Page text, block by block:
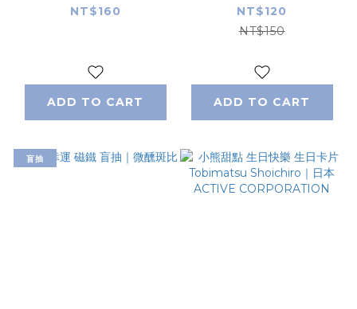
生活
NT$160
ADD TO CART
款｜日本 倉橋伶衣
NT$120
NT$150
ADD TO CART
盲抽